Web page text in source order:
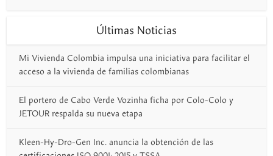
Últimas Noticias
Mi Vivienda Colombia impulsa una iniciativa para facilitar el
acceso a la vivienda de familias colombianas
El portero de Cabo Verde Vozinha ficha por Colo-Colo y
JETOUR respalda su nueva etapa
Kleen-Hy-Dro-Gen Inc. anuncia la obtención de las